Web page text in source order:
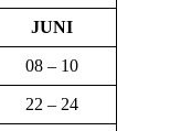
JUNI
08 – 10
22 – 24